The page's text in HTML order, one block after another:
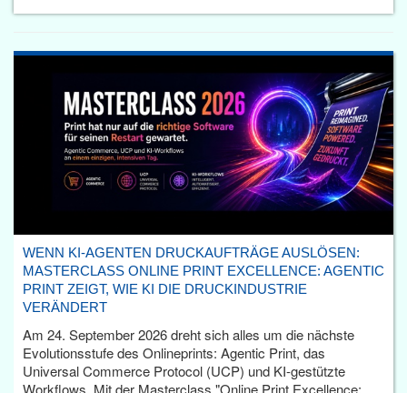
WENN KI-AGENTEN DRUCKAUFTRÄGE AUSLÖSEN:
MASTERCLASS ONLINE PRINT EXCELLENCE: AGENTIC
PRINT ZEIGT, WIE KI DIE DRUCKINDUSTRIE
VERÄNDERT
Am 24. September 2026 dreht sich alles um die nächste
Evolutionsstufe des Onlineprints: Agentic Print, das
Universal Commerce Protocol (UCP) und KI-gestützte
Workflows. Mit der Masterclass "Online Print Excellence: